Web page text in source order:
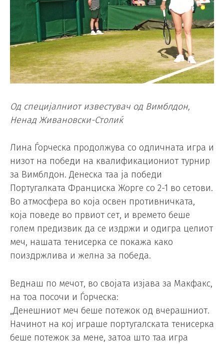
Од специјалниот известувач од Вимблдон,
Ненад Живановски-Столиќ
Лина Ѓорческа продолжува со одличната игра и
низот на победи на квалификациониот турнир
за Вимблдон. Денеска таа ја победи
Португалката Франциска Жорге со 2-1 во сетови.
Во атмосфера во која освен противничката,
која поведе во првиот сет, и времето беше
голем предизвик да се издржи и одигра целиот
меч, нашата тенисерка се покажа како
поиздржлива и желна за победа.
Веднаш по мечот, во својата изјава за Макфакс,
на тоа посочи и Ѓорческа:
„Денешниот меч беше потежок од вчерашниот.
Начинот на кој играше португалската тенисерка
беше потежок за мене, затоа што таа игра